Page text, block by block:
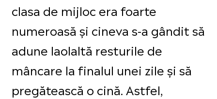
clasa de mijloc era foarte
numeroasă și cineva s-a gândit să
adune laolaltă resturile de
mâncare la finalul unei zile și să
pregătească o cină. Astfel,